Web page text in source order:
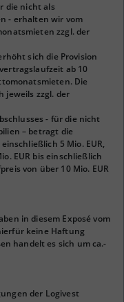
die nicht als
- erhalten wir vom
zzgl. der
sich die Provision
ab 10
Die
jeweils zzgl. der
- für die nicht
– betragt die
5 Mio. EUR,
EUR bis einschließlich
von über 10 Mio. EUR
in diesem Exposé vom
keine Haftung
handelt es sich um ca.-
der Logivest